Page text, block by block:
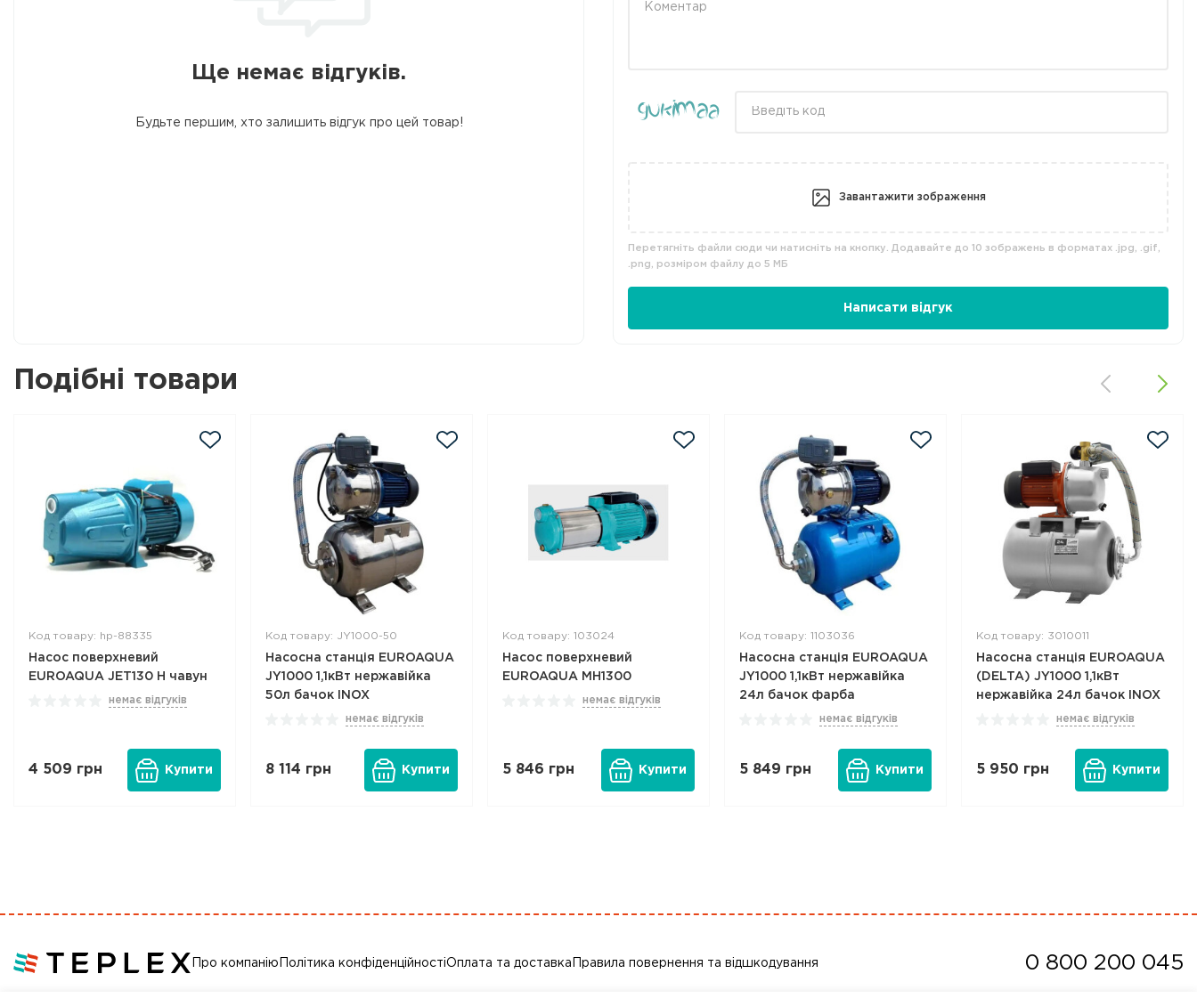
Ще немає відгуків.
Будьте першим, хто залишить відгук про цей товар!
Завантажити зображення
Перетягніть файли сюди чи натисніть на кнопку. Додавайте до 10 зображень в форматах .jpg, .gif,
.png, розміром файлу до 5 МБ
Написати відгук
Подібні товари
Код товару: hp-88335
Насос поверхневий
EUROAQUA JET130 Н чавун
немає відгуків
4 509 грн Купити
Код товару: JY1000-50
Насосна станція EUROAQUA
JY1000 1,1кВт нержавійка
50л бачок INOX
немає відгуків
8 114 грн Купити
Код товару: 103024
Насос поверхневий
EUROAQUA MH1300
немає відгуків
5 846 грн Купити
Код товару: 1103036
Насосна станція EUROAQUA
JY1000 1,1кВт нержавійка
24л бачок фарба
немає відгуків
5 849 грн Купити
Код товару: 3010011
Насосна станція EUROAQUA
(DELTA) JY1000 1,1кВт
нержавійка 24л бачок INOX
немає відгуків
5 950 грн Купити
Про компанію Політика конфіденційностіОплата та доставка Правила повернення та відшкодування 0 800 200 045